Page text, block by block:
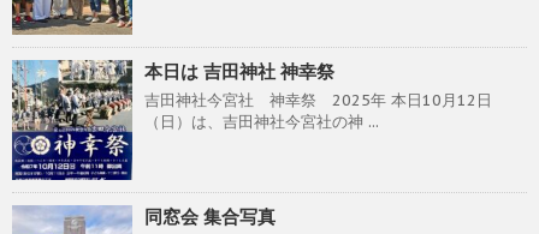
本日は 吉田神社 神幸祭
吉田神社今宮社 神幸祭 2025年 本日10月12日
（日）は、吉田神社今宮社の神 ...
同窓会 集合写真